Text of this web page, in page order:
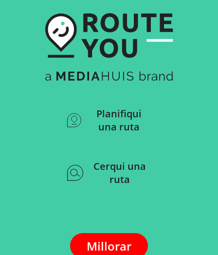
Planifiqui
una ruta
Cerqui una
ruta
Millorar